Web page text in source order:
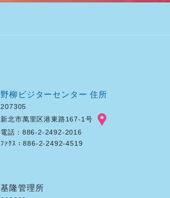
野柳ビジターセンター 住所
207305
新北市萬里区港東路167-1号
電話：886-2-2492-2016
ﾌｧｸｽ：886-2-2492-4519
基隆管理所